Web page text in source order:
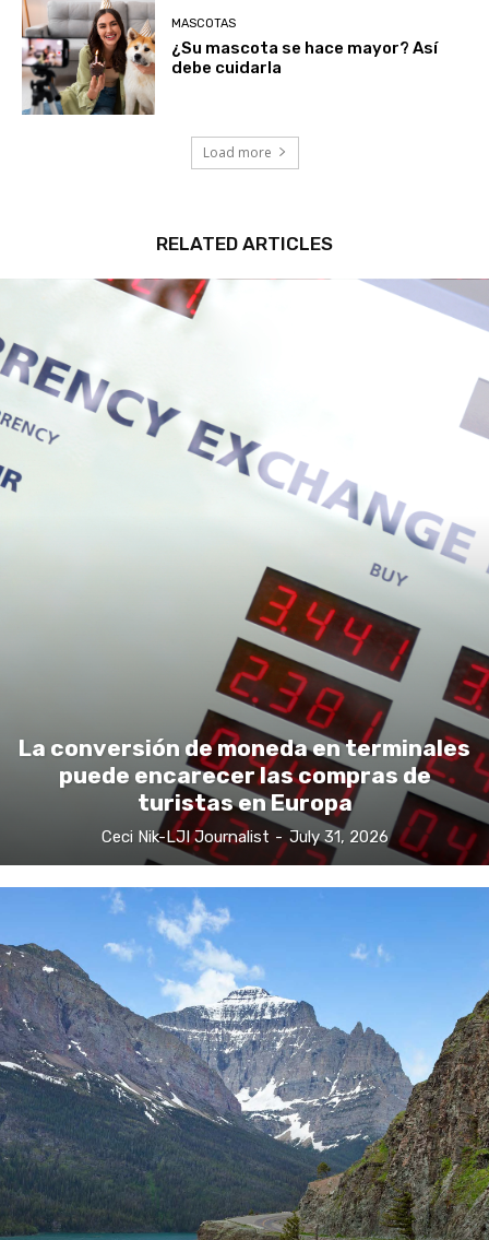
MASCOTAS
¿Su mascota se hace mayor? Así
debe cuidarla
Load more
RELATED ARTICLES
La conversión de moneda en terminales
puede encarecer las compras de
turistas en Europa
Ceci Nik-LJI Journalist - July 31, 2026